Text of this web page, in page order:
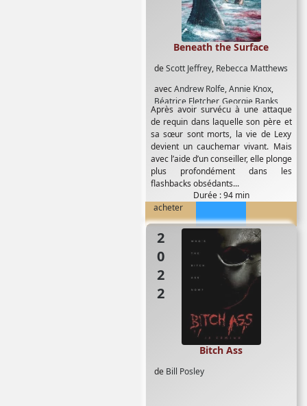
deScott Jeffrey, Rebecca Matthews
avecAndrew Rolfe,Annie Knox,
Béatrice Fletcher, Georgie Banks
Jamie Robertson,Julia Quayle,
Matthew Marcelis,Natasha
Attwood ,Nicola Wright, Stephanie
Lodge
Beneath the Surface
Après avoir survécu à une attaque
de requin dans laquelle son père et
sa sœur sont morts, la vie de Lexy
devient un cauchemar vivant. Mais
avec l’aide d’un conseiller, elle plonge
plus profondément dans les
flashbacks obsédants...
Durée : 94 min
acheter
2022
de Bill Posley
Bitch Ass